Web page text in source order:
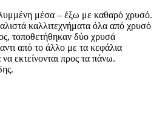
μέσα – έξω με καθαρό χρυσό.
καλλιτεχνήματα όλα από χρυσό
τοποθετήθηκαν δύο χρυσά
από το άλλο με τα κεφάλια
εκτείνονται προς τα πάνω.